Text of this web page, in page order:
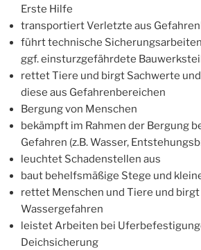
Erste Hilfe
transportiert Verletzte aus
führt technische
ggf. einsturzgefährdete
rettet Tiere und birgt Sachwerte
diese aus Gefahrenbereichen
Bergung von Menschen
bekämpft im Rahmen der Bergung
Gefahren (z.B. Wasser,
leuchtet Schadenstellen aus
baut behelfsmäßige Stege und
rettet Menschen und Tiere und
Wassergefahren
leistet Arbeiten bei
Deichsicherung